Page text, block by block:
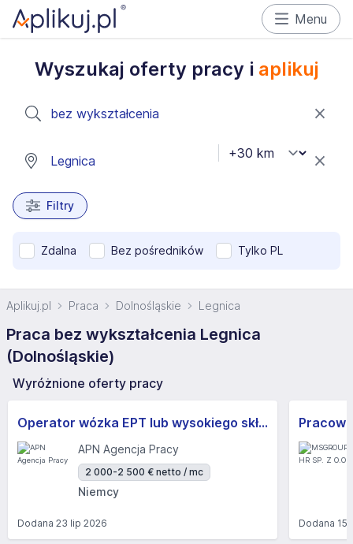
Menu
Wyszukaj oferty pracy i aplikuj
Filtry
Zdalna Bez pośredników Tylko PL
Aplikuj.pl Praca Dolnośląskie Legnica
Praca bez wykształcenia Legnica
(Dolnośląskie)
Wyróżnione oferty pracy
Operator wózka EPT lub wysokiego składowania (m/k) z prawem jazdy, możliwe nadgodziny
APN Agencja Pracy
2 000-2 500 € netto / mc
Niemcy
Dodana 23 lip 2026 Dodana 15